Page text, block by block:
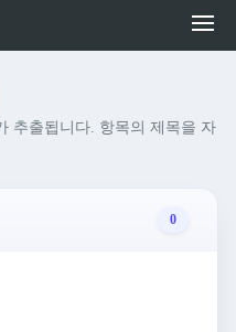
추출됩니다. 항목의 제목을 자
0